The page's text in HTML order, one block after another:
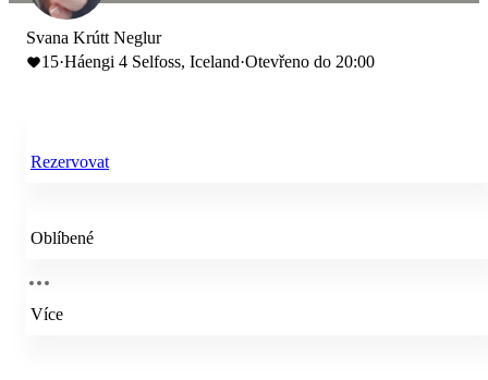
Svana Krútt Neglur
15·Háengi 4 Selfoss, Iceland·Otevřeno do 20:00
Rezervovat
Oblíbené
Více